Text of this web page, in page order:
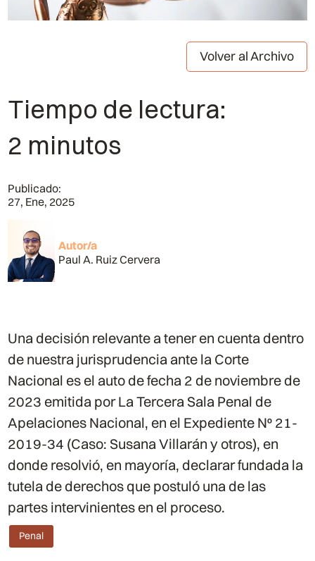
Volver al Archivo
Tiempo de lectura:
2 minutos
Publicado:
27, Ene, 2025
Autor/a
Paul A. Ruiz Cervera
Una decisión relevante a tener en cuenta dentro
de nuestra jurisprudencia ante la Corte
Nacional es el auto de fecha 2 de noviembre de
2023 emitida por La Tercera Sala Penal de
Apelaciones Nacional, en el Expediente Nº 21-
2019-34 (Caso: Susana Villarán y otros), en
donde resolvió, en mayoría, declarar fundada la
tutela de derechos que postuló una de las
partes intervinientes en el proceso.
Penal